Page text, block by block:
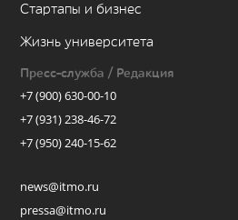
Стартапы и бизнес
Жизнь университета
Пресс-служба / Редакция
+7 (900) 630-00-10
+7 (931) 238-46-72
+7 (950) 240-15-62
news@itmo.ru
pressa@itmo.ru